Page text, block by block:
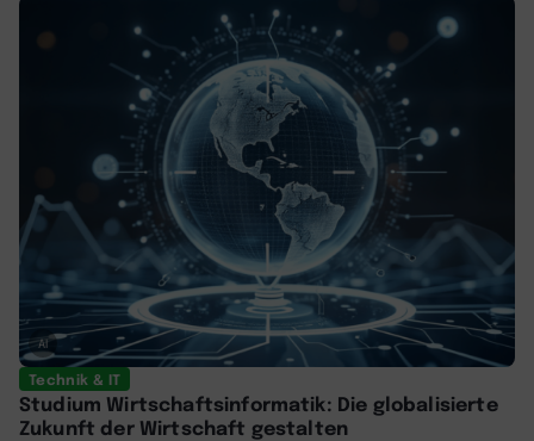
AI
Technik & IT
Studium Wirtschaftsinformatik: Die globalisierte
Zukunft der Wirtschaft gestalten